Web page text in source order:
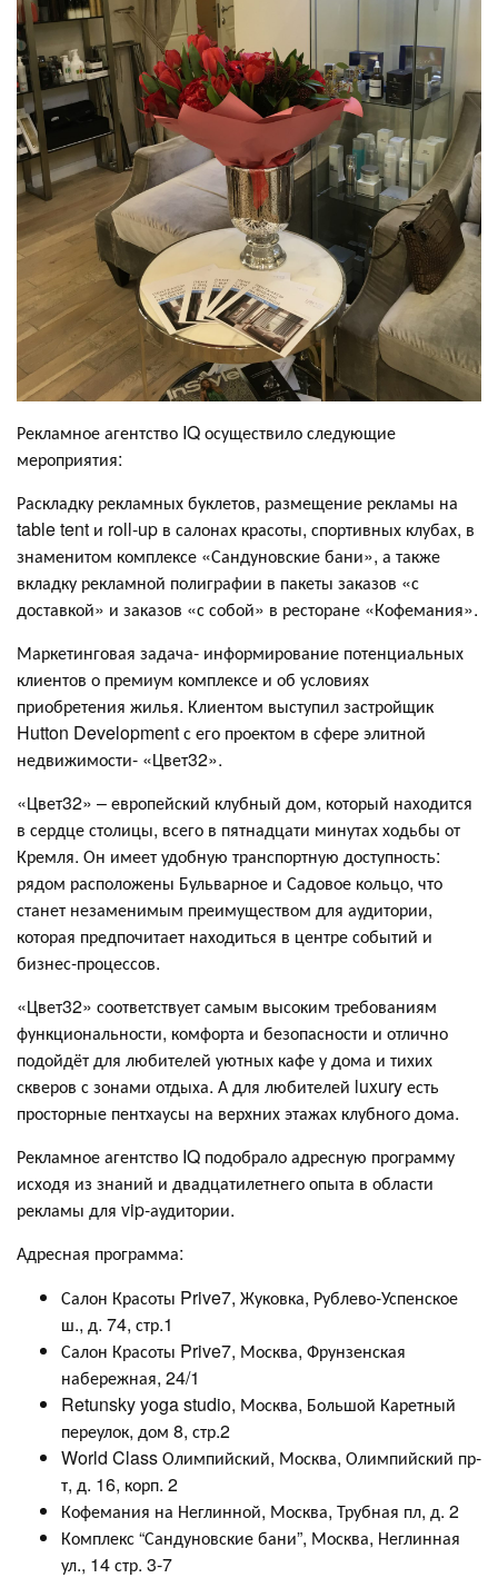
Рекламное агентство IQ осуществило следующие
мероприятия:
Раскладку рекламных буклетов, размещение рекламы на
table tent и roll-up в салонах красоты, спортивных клубах, в
знаменитом комплексе «Сандуновские бани», а также
вкладку рекламной полиграфии в пакеты заказов «с
доставкой» и заказов «с собой» в ресторане «Кофемания».
Маркетинговая задача- информирование потенциальных
клиентов о премиум комплексе и об условиях
приобретения жилья. Клиентом выступил застройщик
Hutton Development с его проектом в сфере элитной
недвижимости- «Цвет32».
«Цвет32» – европейский клубный дом, который находится
в сердце столицы, всего в пятнадцати минутах ходьбы от
Кремля. Он имеет удобную транспортную доступность:
рядом расположены Бульварное и Садовое кольцо, что
станет незаменимым преимуществом для аудитории,
которая предпочитает находиться в центре событий и
бизнес-процессов.
«Цвет32» соответствует самым высоким требованиям
функциональности, комфорта и безопасности и отлично
подойдёт для любителей уютных кафе у дома и тихих
скверов с зонами отдыха. А для любителей luxury есть
просторные пентхаусы на верхних этажах клубного дома.
Рекламное агентство IQ подобрало адресную программу
исходя из знаний и двадцатилетнего опыта в области
рекламы для vip-аудитории.
Адресная программа:
Салон Красоты Prive7, Жуковка, Рублево-Успенское
ш., д. 74, стр.1
Салон Красоты Prive7, Москва, Фрунзенская
набережная, 24/1
Retunsky yoga studio, Москва, Большой Каретный
переулок, дом 8, стр.2
World Class Олимпийский, Москва, Олимпийский пр-
т, д. 16, корп. 2
Кофемания на Неглинной, Москва, Трубная пл, д. 2
Комплекс “Сандуновские бани”, Москва, Неглинная
ул., 14 стр. 3-7